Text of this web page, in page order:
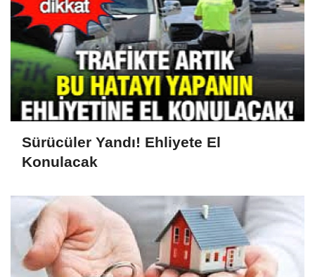
Sürücüler Yandı! Ehliyete El
Konulacak